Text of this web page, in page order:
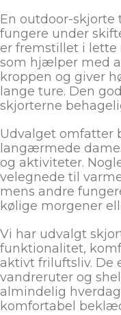
En outdoor-
fungere under
er fremstillet i
som hjælper med
kroppen og giver
lange ture. Den
skjorterne
Udvalget omfatter
langærmede
og aktiviteter.
velegnede til
mens andre
kølige morgener
Vi har udvalgt
funktionalitet,
aktivt friluftsliv. De
vandreruter og
almindelig
komfortabel